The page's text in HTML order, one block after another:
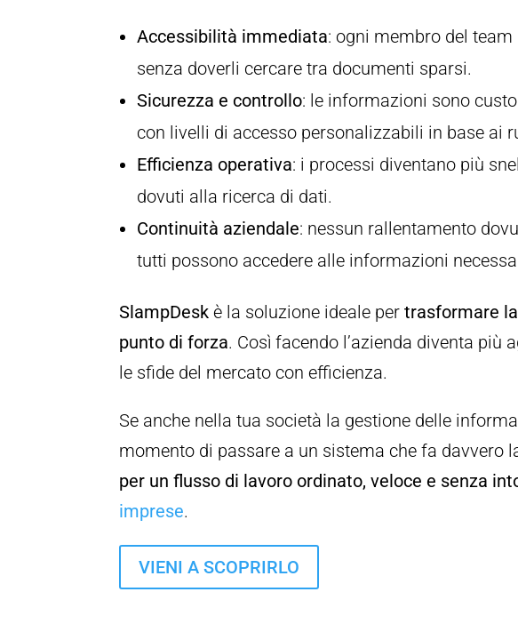
Accessibilità immediata: ogni membro del
senza doverli cercare tra documenti sparsi.
Sicurezza e controllo: le informazioni sono
con livelli di accesso personalizzabili in base ai
Efficienza operativa: i processi diventano più
dovuti alla ricerca di dati.
Continuità aziendale: nessun rallentamento
tutti possono accedere alle informazioni
SlampDesk è la soluzione ideale pertrasformare
punto di forza. Così facendo l’azienda diventa più
le sfide del mercato con efficienza.
Se anche nella tua società la gestione delle
momento di passare a un sistema che fa davvero
per un flusso di lavoro ordinato, veloce e senza
imprese.
VIENI A SCOPRIRLO